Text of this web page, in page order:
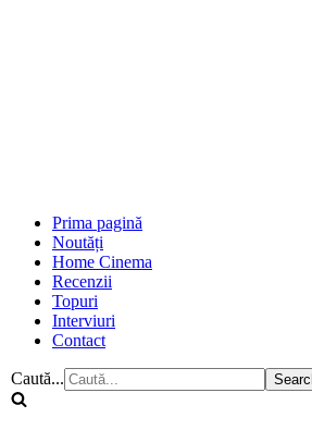
Prima pagină
Noutăți
Home Cinema
Recenzii
Topuri
Interviuri
Contact
Caută...